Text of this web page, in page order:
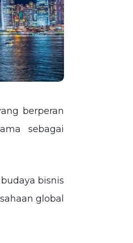
berperan
sebagai
bisnis
global